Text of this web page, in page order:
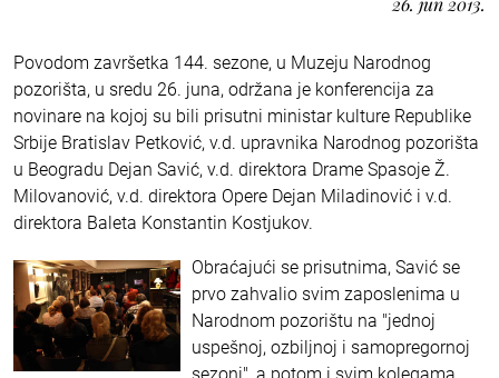
Povodom završetka 144. sezone, u Muzeju Narodnog
pozorišta, u sredu 26. juna, održana je konferencija za
novinare na kojoj su bili prisutni ministar kulture Republike
Srbije Bratislav Petković, v.d. upravnika Narodnog pozorišta
u Beogradu Dejan Savić, v.d. direktora Drame Spasoje Ž.
Milovanović, v.d. direktora Opere Dejan Miladinović i v.d.
direktora Baleta Konstantin Kostjukov.
Obraćajući se prisutnima, Savić se
prvo zahvalio svim zaposlenima u
Narodnom pozorištu na "jednoj
uspešnoj, ozbiljnoj i samopregornoj
sezoni", a potom i svim kolegama